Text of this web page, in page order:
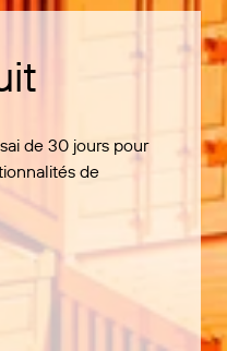
de 30 jours pour
de